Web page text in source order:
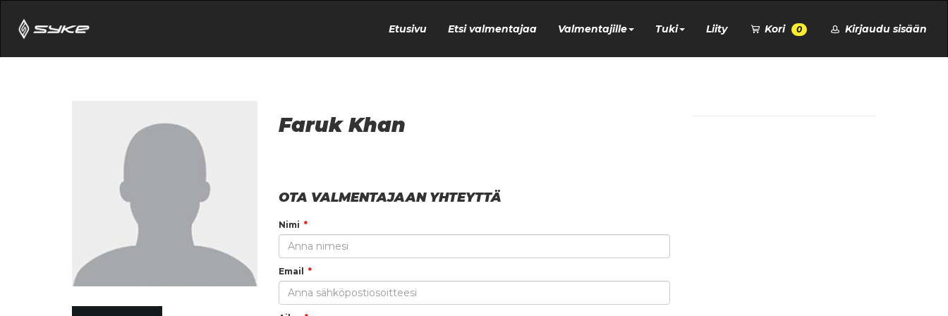
Etusivu Etsi valmentajaa Valmentajille Tuki Liity Kori 0 Kirjaudu sisään
Faruk Khan
OTA VALMENTAJAAN YHTEYTTÄ
Nimi
Email